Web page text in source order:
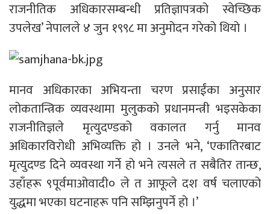
राजनीतिक अधिकारसम्बन्धी प्रतिज्ञापत्रको स्वेच्छिक
उपलेख’ नेपालले ४ जुन १९९८ मा अनुमोदन गरेको थियो ।
मानव अधिकारका अभियन्ता चरण प्रसाईंका अनुसार
लोकतान्त्रिक व्यवस्थामा मुलुकको प्रधानमन्त्री भइसकेका
राजनीतिज्ञले मृत्युदण्डको वकालत गर्नु मानव
अधिकारविरोधी अभिव्यक्ति हो । उनले भने, ‘एकातिरबाट
मृत्युदण्ड दिने व्यवस्था गर्ने हो भने त्यसले त सबैतिर तान्छ,
उहाँहरू ९पूर्वमाओवादी० ले त आफूले दश वर्ष चलाएको
युद्धमा भएका घटनाहरू पनि सम्झिनुपर्ने हो ।’